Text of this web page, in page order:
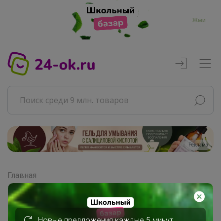
Жми
Реклама
Главная
Совместные покупки
АРХИВ СП
ВЗРОСЛЫЕ СП